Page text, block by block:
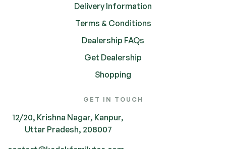
Delivery Information
Terms & Conditions
Dealership FAQs
Get Dealership
Shopping
GET IN TOUCH
12/20, Krishna Nagar, Kanpur,
Uttar Pradesh, 208007